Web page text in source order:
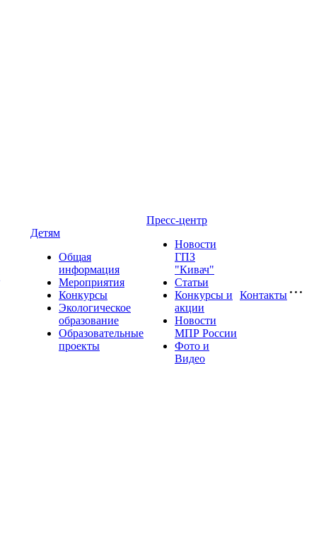
Детям
Общая
информация
Мероприятия
Конкурсы
Экологическое
образование
Образовательные
проекты
Пресс-центр
Новости
ГПЗ
"Кивач"
Статьи
Конкурсы и
акции
Новости
МПР России
Фото и
Видео
Контакты